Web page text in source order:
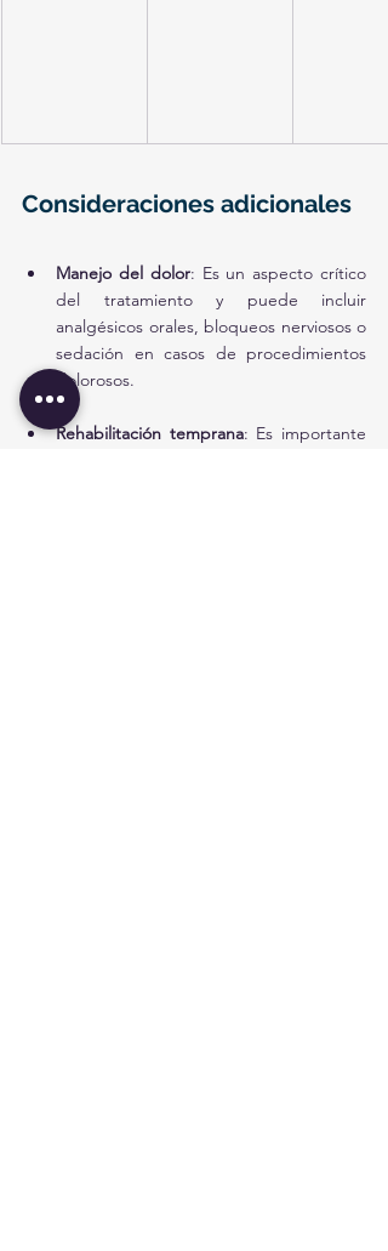
Consideraciones adicionales
Manejo del dolor: Es un aspecto crítico
del tratamiento y puede incluir
analgésicos orales, bloqueos nerviosos o
sedación en casos de procedimientos
dolorosos.
Rehabilitación temprana: Es importante